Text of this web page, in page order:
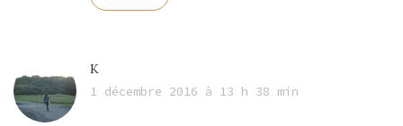
K
1 décembre 2016 à 13 h 38 min